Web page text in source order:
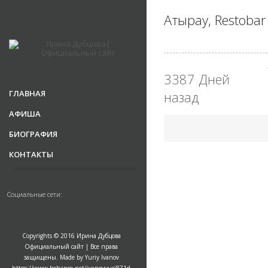
ГЛАВНАЯ
АФИША
БИОГРАФИЯ
КОНТАКТЫ
Социальные сети:
Copyrights © 2016 Ирина Дубцова
Официальный сайт | Все права
защищены. Made by Yuriy Ivanov
Атырау,
3387 Дней
назад